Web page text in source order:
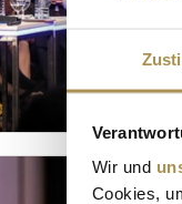
Wir und
Cookies,